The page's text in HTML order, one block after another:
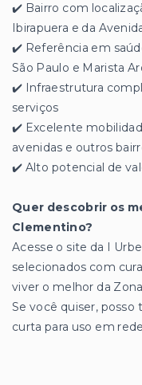
✔️ Bairro com
Ibirapuera e da
✔️ Referência em
São Paulo e Marista
✔️ Infraestrutura
serviços
✔️ Excelente
avenidas e outros
✔️ Alto potencial de
Quer descobrir os
Clementino?
Acesse o site da I
selecionados com
viver o melhor da
Se você quiser,
curta para uso em